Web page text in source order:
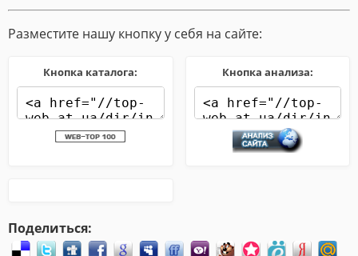
Разместите нашу кнопку у себя на сайте:
Кнопка каталога: Кнопка анализа:
Поделиться: